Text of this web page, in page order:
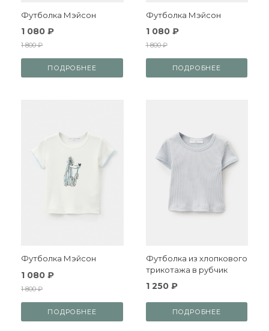
Футболка Мэйсон
1 080 ₽
1 800 ₽
ПОДРОБНЕЕ
Футболка Мэйсон
1 080 ₽
1 800 ₽
ПОДРОБНЕЕ
Футболка Мэйсон
1 080 ₽
1 800 ₽
ПОДРОБНЕЕ
Футболка из хлопкового
трикотажа в рубчик
1 250 ₽
ПОДРОБНЕЕ